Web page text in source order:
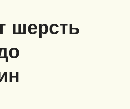
шерсть